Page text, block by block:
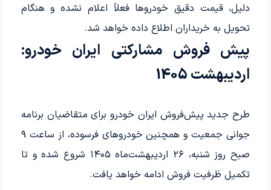
دلیل، قیمت دقیق خودروها فعلاً اعلام نشده و هنگام
تحویل به خریداران اطلاع داده خواهد شد.
پیش فروش مشارکتی ایران خودرو:
اردیبهشت 1405
طرح جدید پیش‌فروش ایران خودرو برای متقاضیان برنامه
جوانی جمعیت و همچنین خودروهای فرسوده، از ساعت ۹
صبح روز شنبه، ۲۶ اردیبهشت‌ماه ۱۴۰۵ شروع شده و تا
تکمیل ظرفیت فروش ادامه خواهد یافت.